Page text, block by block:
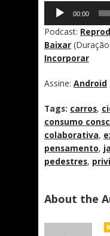
Tocador
áudio
00:00
Podcast:
Baixar
Incorporar
Assine: Android
Tags: carros,
consumo
colaborativa,
pensamento,
pedestres,
About the